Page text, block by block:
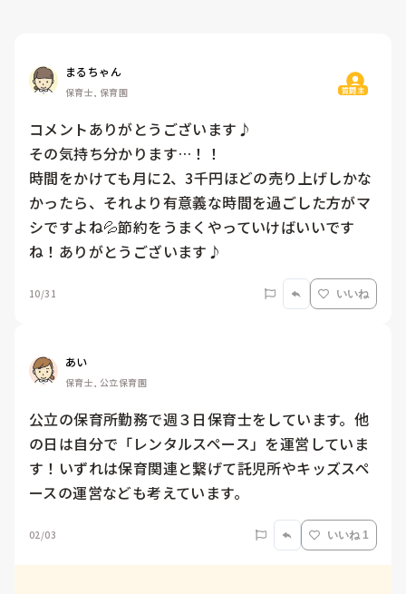
まるちゃん
保育士, 保育園 質問主
コメントありがとうございます♪
その気持ち分かります…！！
時間をかけても月に2、3千円ほどの売り上げしかな
かったら、それより有意義な時間を過ごした方がマ
シですよね💦節約をうまくやっていけばいいです
ね！ありがとうございます♪
10/31 いいね
あい
保育士, 公立保育園
公立の保育所勤務で週３日保育士をしています。他
の日は自分で「レンタルスペース」を運営していま
す！いずれは保育関連と繋げて託児所やキッズスペ
ースの運営なども考えています。
02/03 いいね 1